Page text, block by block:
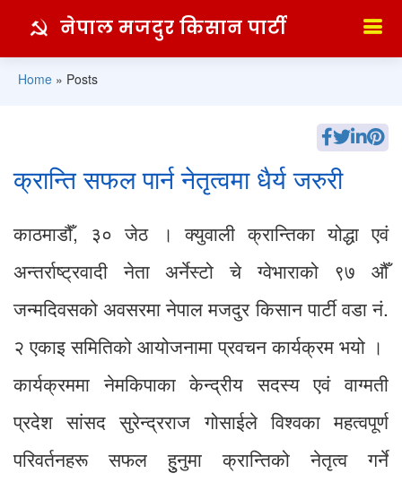
नेपाल मजदुर किसान पार्टी
Home » Posts
क्रान्ति सफल पार्न नेतृत्वमा धैर्य जरुरी
काठमाडौँ, ३० जेठ । क्युवाली क्रान्तिका योद्धा एवं
अन्तर्राष्ट्रवादी नेता अर्नेस्टो चे ग्वेभाराको ९७ औँ
जन्मदिवसको अवसरमा नेपाल मजदुर किसान पार्टी वडा नं.
२ एकाइ समितिको आयोजनामा प्रवचन कार्यक्रम भयो ।
कार्यक्रममा नेमकिपाका केन्द्रीय सदस्य एवं वाग्मती
प्रदेश सांसद सुरेन्द्रराज गोसाईले विश्वका महत्वपूर्ण
परिवर्तनहरू सफल हुुनुमा क्रान्तिको नेतृत्व गर्ने